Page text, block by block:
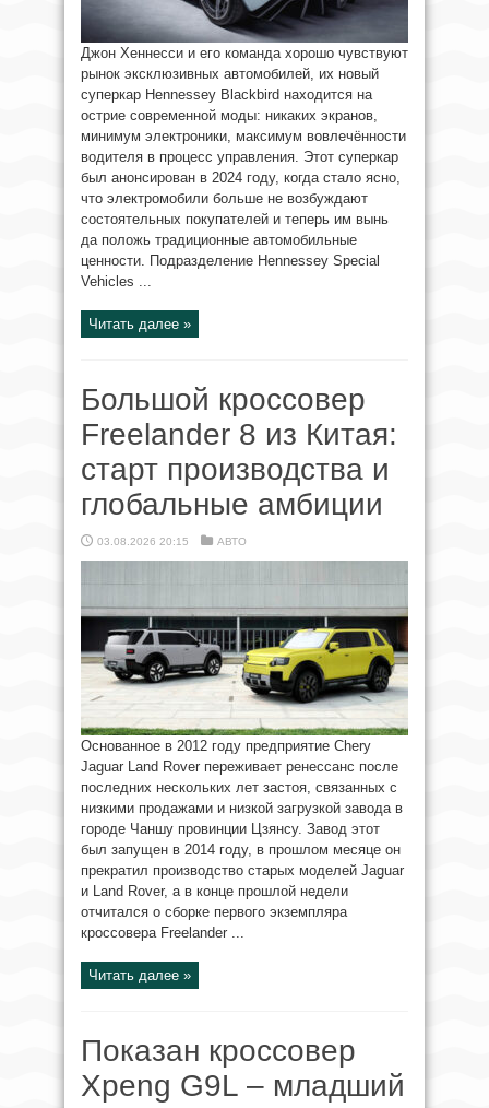
Джон Хеннесси и его команда хорошо чувствуют
рынок эксклюзивных автомобилей, их новый
суперкар Hennessey Blackbird находится на
острие современной моды: никаких экранов,
минимум электроники, максимум вовлечённости
водителя в процесс управления. Этот суперкар
был анонсирован в 2024 году, когда стало ясно,
что электромобили больше не возбуждают
состоятельных покупателей и теперь им вынь
да положь традиционные автомобильные
ценности. Подразделение Hennessey Special
Vehicles ...
Читать далее »
Большой кроссовер
Freelander 8 из Китая:
старт производства и
глобальные амбиции
03.08.2026 20:15 АВТО
Основанное в 2012 году предприятие Chery
Jaguar Land Rover переживает ренессанс после
последних нескольких лет застоя, связанных с
низкими продажами и низкой загрузкой завода в
городе Чаншу провинции Цзянсу. Завод этот
был запущен в 2014 году, в прошлом месяце он
прекратил производство старых моделей Jaguar
и Land Rover, а в конце прошлой недели
отчитался о сборке первого экземпляра
кроссовера Freelander ...
Читать далее »
Показан кроссовер
Xpeng G9L – младший